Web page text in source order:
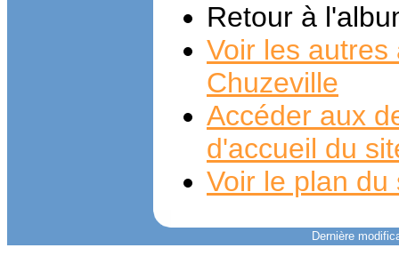
Retour à
Voir les
Chuzeville
Accéder aux
d'accueil du
Voir le plan du
Dernière